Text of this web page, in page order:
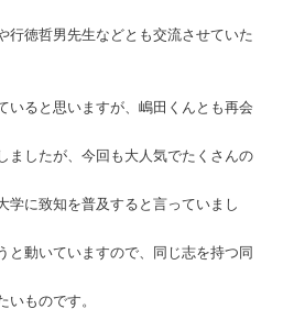
行徳哲男先生などとも交流させていた
いると思いますが、嶋田くんとも再会
ましたが、今回も大人気でたくさんの
学に致知を普及すると言っていまし
と動いていますので、同じ志を持つ同
いものです。